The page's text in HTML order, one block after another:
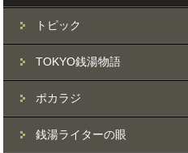
トピック
TOKYO銭湯物語
ポカラジ
銭湯ライターの眼